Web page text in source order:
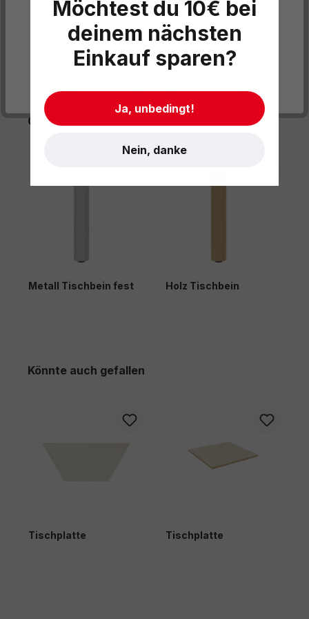
Informationen und Hinweise
Produktgalerie überspringen
Gleich mitbestellen
Metall Tischbein fest Holz Tischbein
Produktgalerie überspringen
Könnte auch gefallen
Tischplatte Tischplatte
Datenschutzeinstellungen
Cookies akzeptieren
- Impressum - AGB - Datenschutz
Möchtest du 10€ bei
deinem nächsten
Einkauf sparen?
Ja, unbedingt!
Nein, danke